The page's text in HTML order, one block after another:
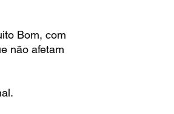
Bom, com
não afetam